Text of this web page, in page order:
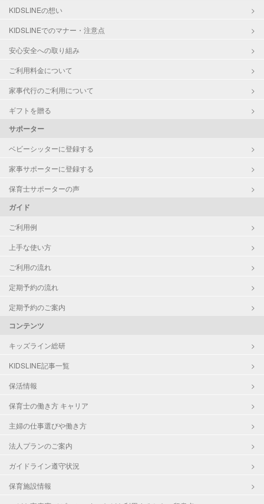
KIDSLINEの想い
KIDSLINEでのマナー・注意点
安心安全への取り組み
ご利用料金について
家事代行のご利用について
ギフトを贈る
サポーター
ベビーシッターに登録する
家事サポーターに登録する
保育士サポーターの声
ガイド
ご利用例
上手な使い方
ご利用の流れ
定期予約の流れ
定期予約のご案内
コンテンツ
キッズライン総研
KIDSLINE記事一覧
保活情報
保育士の働き方 キャリア
主婦の仕事選びや働き方
法人プランのご案内
ガイドライン遵守状況
保育施設情報